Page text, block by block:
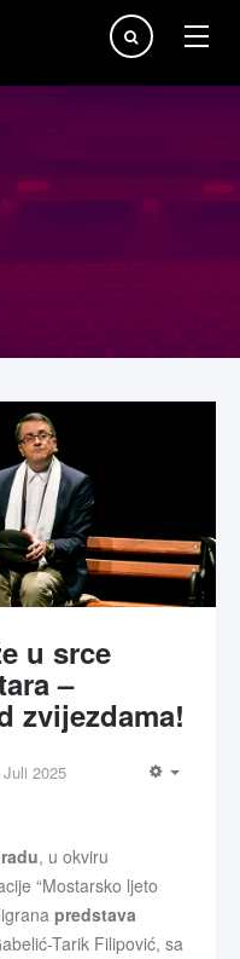
u srce
–
zvijezdama!
Juli 2025
, u okviru
“Mostarsko ljeto
predstava
Tarik Filipović, sa